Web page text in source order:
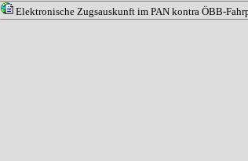
Elektronische Zugsauskunft im PAN kontra ÖBB-